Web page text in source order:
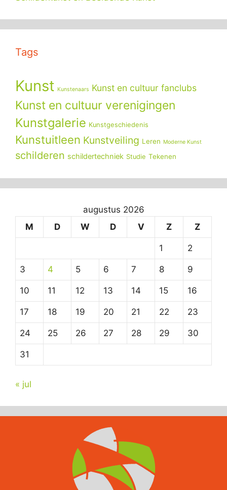
Tags
Kunst Kunstenaars Kunst en cultuur fanclubs
Kunst en cultuur verenigingen
Kunstgalerie Kunstgeschiedenis
Kunstuitleen Kunstveiling Leren Moderne Kunst
schilderen schildertechniek Studie Tekenen
augustus 2026
M
D W D V Z Z
1 2
3 4 5 6 7 8 9
10 11 12 13 14 15 16
17 18 19 20 21 22 23
24 25 26 27 28 29 30
31
« jul